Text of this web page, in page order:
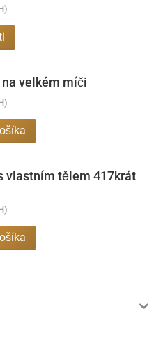
velkém míči
vlastním tělem 417krát